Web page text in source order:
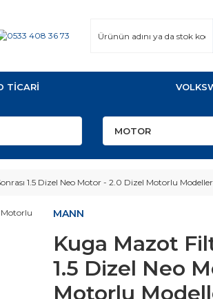
TİCARİ
1.5 Dizel Neo Motor - 2.0 Dizel Motorlu
MANN
Kuga Mazot
1.5 Dizel Neo
Motorlu